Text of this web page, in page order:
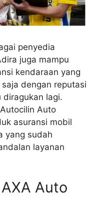
penyedia
juga mampu
kendaraan yang
dengan reputasi
diragukan lagi.
Auto
asuransi mobil
yang sudah
layanan
Auto